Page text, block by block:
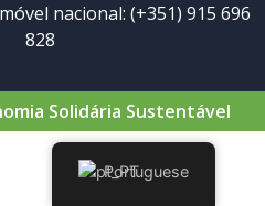
nacional: (+351) 915 696
828
Solidária Sustentável
Portuguese